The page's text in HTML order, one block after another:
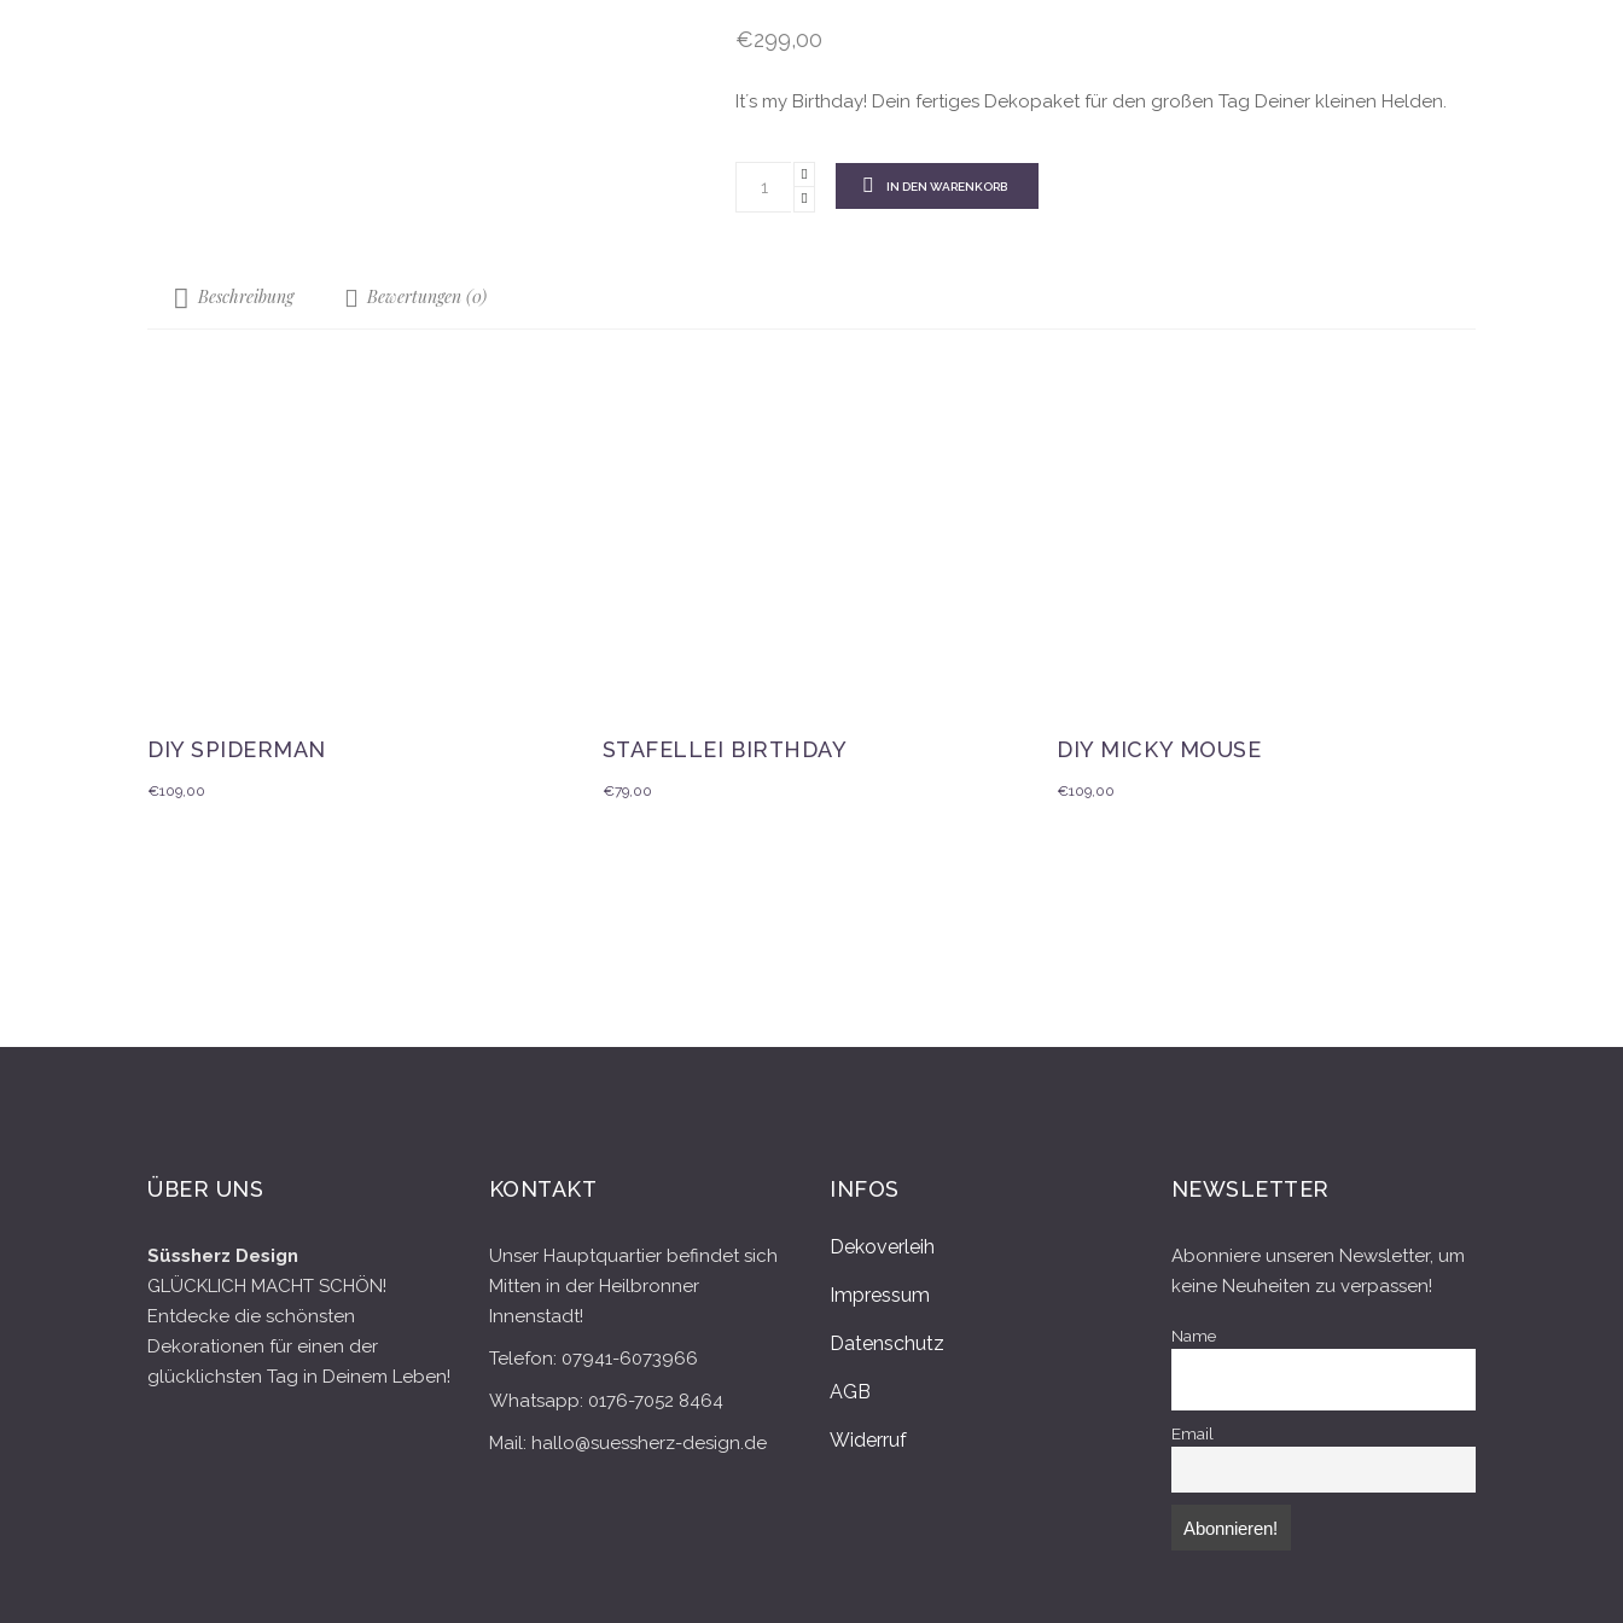
€299,00
It´s my Birthday! Dein fertiges Dekopaket für den großen Tag Deiner kleinen Helden.
IN DEN WARENKORB
Beschreibung Bewertungen (0)
DIY SPIDERMAN
€109,00
STAFELLEI BIRTHDAY
€79,00
DIY MICKY MOUSE
€109,00
ÜBER UNS
Süssherz Design
GLÜCKLICH MACHT SCHÖN!
Entdecke die schönsten
Dekorationen für einen der
glücklichsten Tag in Deinem Leben!
KONTAKT
Unser Hauptquartier befindet sich
Mitten in der Heilbronner
Innenstadt!
Telefon: 07941-6073966
Whatsapp: 0176-7052 8464
Mail: hallo@suessherz-design.de
INFOS
Dekoverleih
Impressum
Datenschutz
AGB
Widerruf
NEWSLETTER
Abonniere unseren Newsletter, um
keine Neuheiten zu verpassen!
Name
Email